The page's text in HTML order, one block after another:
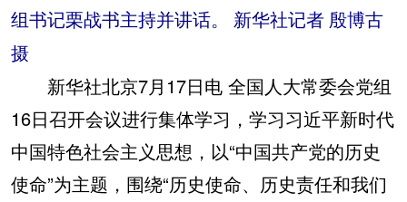
组书记栗战书主持并讲话。 新华社记者 殷博古
摄
新华社北京7月17日电 全国人大常委会党组
16日召开会议进行集体学习，学习习近平新时代
中国特色社会主义思想，以“中国共产党的历史
使命”为主题，围绕“历史使命、历史责任和我们